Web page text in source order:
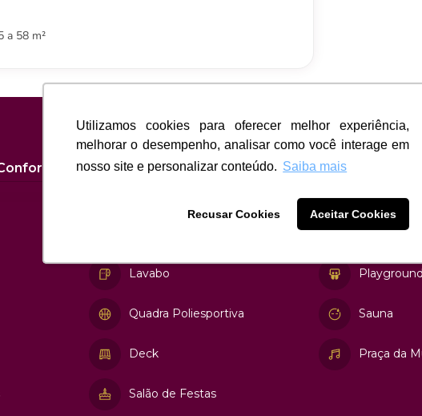
Utilizamos cookies para oferecer melhor experiência,
melhorar o desempenho, analisar como você interage em
nosso site e personalizar conteúdo. Saiba mais
Recusar Cookies Aceitar Cookies
Utilizamos cookies para oferecer melhor experiência,
melhorar o desempenho, analisar como você interage em
nosso site e personalizar conteúdo. Saiba mais
Recusar Cookies Aceitar Cookies
a 58 m²
e comodidade Segurança
2
Lavabo Playground
Quadra Poliesportiva Sauna
Deck Praça da
Salão de Festas